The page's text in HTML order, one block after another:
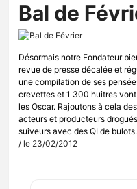
Bal de
Désormais notre Fondateur
revue de presse décalée et
une compilation de ses
crevettes et 1 300 huitres
les Oscar. Rajoutons à cela
acteurs et producteurs
suiveurs avec des QI de bulots.
/ le 23/02/2012